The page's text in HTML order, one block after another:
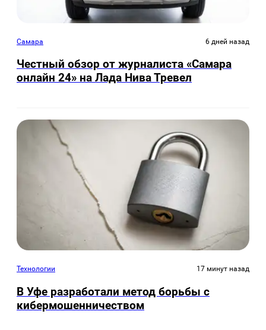
Самара 6 дней назад
Честный обзор от журналиста «Самара
онлайн 24» на Лада Нива Тревел
Технологии 17 минут назад
В Уфе разработали метод борьбы с
кибермошенничеством